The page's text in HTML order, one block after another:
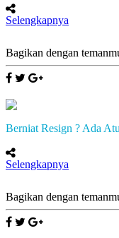
Selengkapnya
Bagikan dengan
Berniat Resign ? Ada
Selengkapnya
Bagikan dengan